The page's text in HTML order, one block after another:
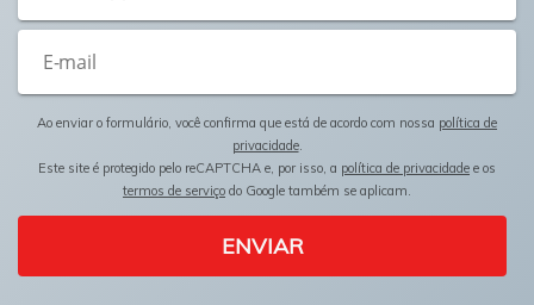
Ao enviar o formulário, você confirma que está de acordo com nossa política de
privacidade.
Este site é protegido pelo reCAPTCHA e, por isso, a política de privacidade e os
termos de serviço do Google também se aplicam.
ENVIAR